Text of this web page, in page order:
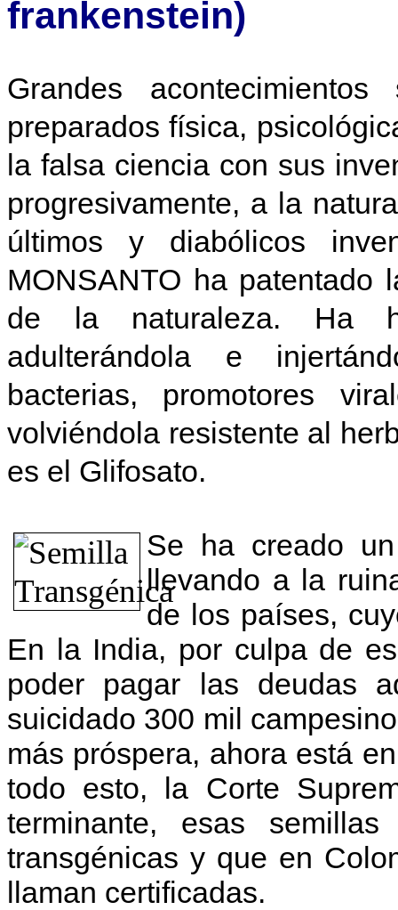
frankenstein)
Grandes
preparados física,
la falsa ciencia con sus
progresivamente, a la
últimos y diabólicos
MONSANTO ha
de la naturaleza. Ha
adulterándola e
bacterias, promotores
volviéndola resistente al
es el Glifosato.
Se ha creado
llevando a la
de los países,
En la India, por culpa de
poder pagar las deudas
suicidado 300 mil
más próspera, ahora está
todo esto, la Corte
terminante, esas
transgénicas y que en
llaman certificadas.